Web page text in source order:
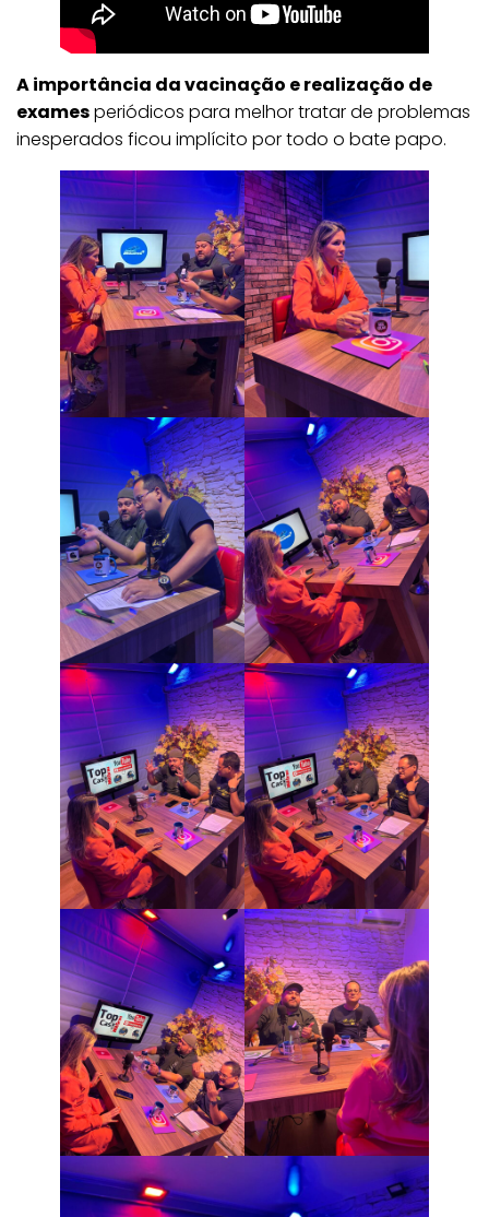
A importância da vacinação e realização de
examesperiódicos para melhor tratar de problemas
inesperados ficou implícito por todo o bate papo.